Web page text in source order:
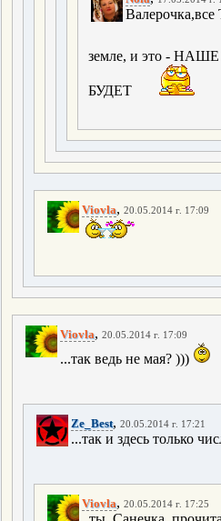
земле, и это -
БУДЕТ
Viovla, 20.05.2014 г. 17:09
Viovla, 20.05.2014 г. 17:09
...так ведь не мая? )))
Ze_Best, 20.05.2014 г. 17:21
...так и здесь только
Viovla, 20.05.2014 г. 17:25